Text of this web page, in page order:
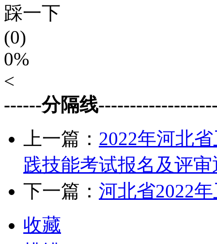
踩一下
(0)
0%
<
------分隔线
上一篇： 2022年河北
践技能考试报名及评审
下一篇： 河北省2022
收藏